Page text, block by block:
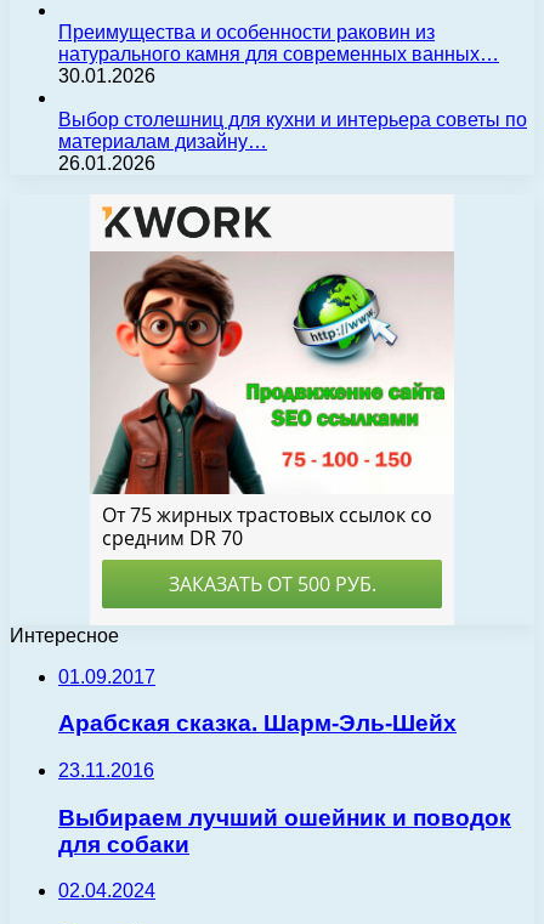
Преимущества и особенности раковин из
натурального камня для современных ванных…
30.01.2026
Выбор столешниц для кухни и интерьера советы по
материалам дизайну…
26.01.2026
Интересное
01.09.2017
Арабская сказка. Шарм-Эль-Шейх
23.11.2016
Выбираем лучший ошейник и поводок
для собаки
02.04.2024